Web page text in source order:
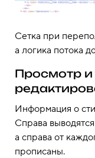
Сетка при
а логика потока
Просмотр и
Информация о
Справа
а справа от
прописаны.